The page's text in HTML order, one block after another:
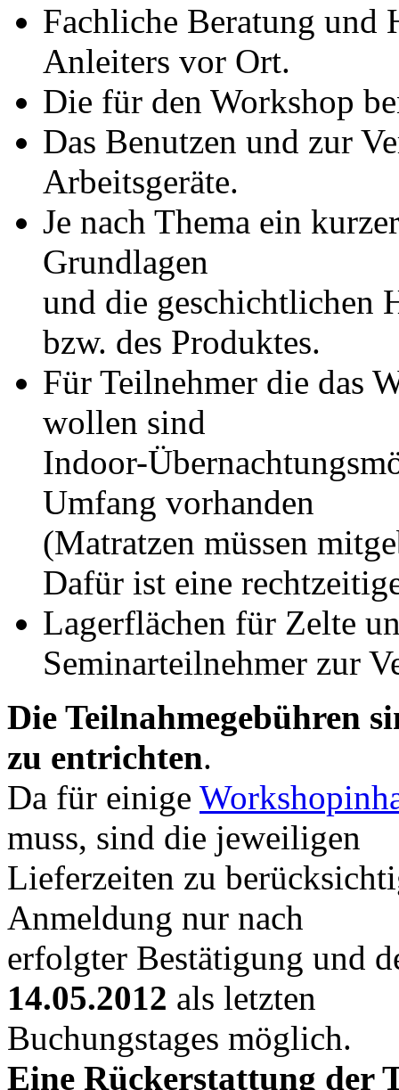
Fachliche Beratung und
Anleiters vor Ort.
Die für den Workshop
Das Benutzen und zur
Arbeitsgeräte.
Je nach Thema ein
Grundlagen
und die geschichtlichen
bzw. des Produktes.
Für Teilnehmer die das
wollen sind
Indoor-
Umfang vorhanden
(Matratzen müssen
Dafür ist eine
Lagerflächen für Zelte
Seminarteilnehmer zur
Die Teilnahmegebühren
zu entrichten.
Da für einige
muss, sind die jeweiligen
Lieferzeiten zu
Anmeldung nur nach
erfolgter Bestätigung und
14.05.2012 als letzten
Buchungstages möglich.
Eine Rückerstattung der